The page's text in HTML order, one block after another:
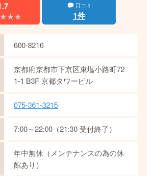
口コミ
1件
600-8216
京都府京都市下京区東塩小路町72
1-1 B3F 京都タワービル
075-361-3215
7:00～22:00（21:30 受付終了）
年中無休（メンテナンスの為の休
館あり）